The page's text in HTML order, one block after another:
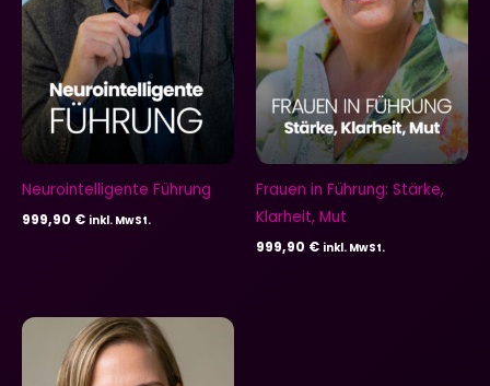
Neurointelligente Führung
999,90 € inkl. MwSt.
Frauen in Führung: Stärke,
Klarheit, Mut
999,90 € inkl. MwSt.